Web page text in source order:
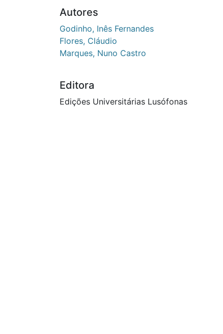
Autores
Godinho, Inês Fernandes
Flores, Cláudio
Marques, Nuno Castro
Editora
Edições Universitárias Lusófonas